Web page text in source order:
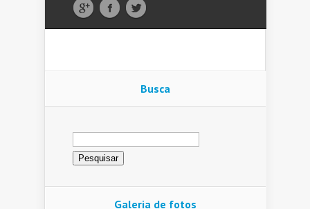
Busca
Pesquisar
por:
Galeria de fotos